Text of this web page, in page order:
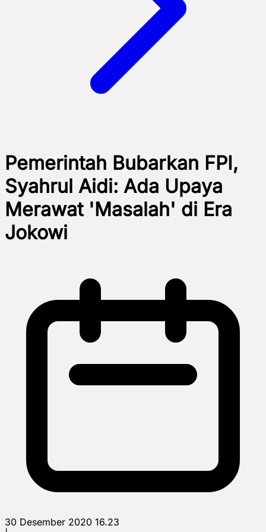
Pemerintah Bubarkan FPI,
Syahrul Aidi: Ada Upaya
Merawat 'Masalah' di Era
Jokowi
30 Desember 2020 16.23